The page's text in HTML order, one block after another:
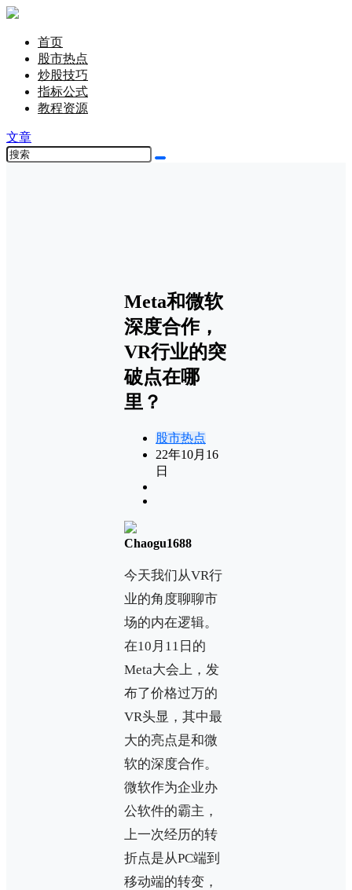
首页
股市热点
炒股技巧
指标公式
教程资源
文章
Meta和微软
深度合作，
VR行业的突
破点在哪
里？
股市热点
22年10月16
日
Chaogu1688
今天我们从VR行
业的角度聊聊市
场的内在逻辑。
在10月11日的
Meta大会上，发
布了价格过万的
VR头显，其中最
大的亮点是和微
软的深度合作。
微软作为企业办
公软件的霸主，
上一次经历的转
折点是从PC端到
移动端的转变，